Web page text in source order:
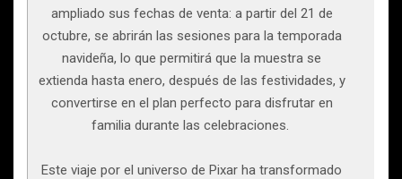
ampliado sus fechas de venta: a partir del 21 de
octubre, se abrirán las sesiones para la temporada
navideña, lo que permitirá que la muestra se
extienda hasta enero, después de las festividades, y
convertirse en el plan perfecto para disfrutar en
familia durante las celebraciones.
Este viaje por el universo de Pixar ha transformado